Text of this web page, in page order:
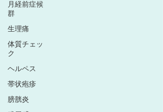
月経前症候
群
生理痛
体質チェッ
ク
ヘルペス
帯状疱疹
膀胱炎